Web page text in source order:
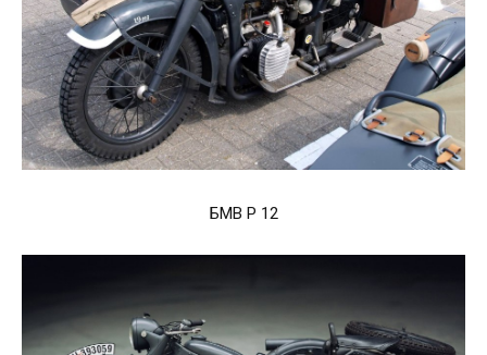
БМВ Р 12